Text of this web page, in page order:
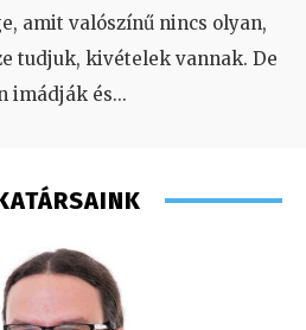
amit valószínű nincs olyan,
tudjuk, kivételek vannak. De
imádják és...